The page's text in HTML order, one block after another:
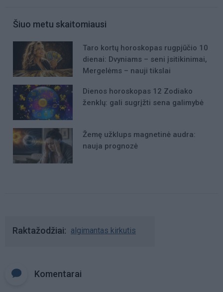
Šiuo metu skaitomiausi
Taro kortų horoskopas rugpjūčio 10
dienai: Dvyniams – seni įsitikinimai,
Mergelėms – nauji tikslai
Dienos horoskopas 12 Zodiako
ženklų: gali sugrįžti sena galimybė
Žemę užklups magnetinė audra:
nauja prognozė
Raktažodžiai algimantas kirkutis
Komentarai